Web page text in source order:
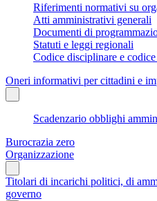
Riferimenti normativi su
Atti amministrativi generali
Documenti di
Statuti e leggi regionali
Codice disciplinare e
Oneri informativi per cittadini e
Scadenzario obblighi
Burocrazia zero
Organizzazione
Titolari di incarichi politici, di
governo